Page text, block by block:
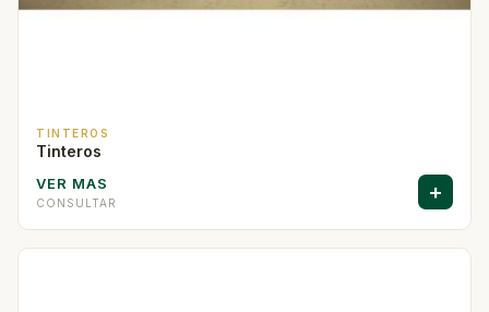
TINTEROS
Tinteros
VER MAS
CONSULTAR +